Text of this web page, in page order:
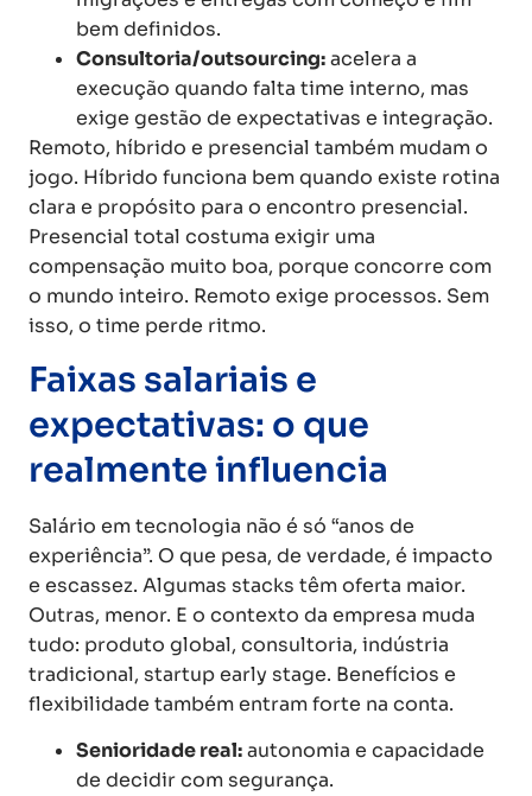
bem definidos.
Consultoria/outsourcing:acelera a
execução quando falta time interno, mas
exige gestão de expectativas e integração.
Remoto, híbrido e presencial também mudam o
jogo. Híbrido funciona bem quando existe rotina
clara e propósito para o encontro presencial.
Presencial total costuma exigir uma
compensação muito boa, porque concorre com
o mundo inteiro. Remoto exige processos. Sem
isso, o time perde ritmo.
Faixas salariais e
expectativas: o que
realmente influencia
Salário em tecnologia não é só “anos de
experiência”. O que pesa, de verdade, é impacto
e escassez. Algumas stacks têm oferta maior.
Outras, menor. E o contexto da empresa muda
tudo: produto global, consultoria, indústria
tradicional, startup early stage. Benefícios e
flexibilidade também entram forte na conta.
Senioridade real:autonomia e capacidade
de decidir com segurança.